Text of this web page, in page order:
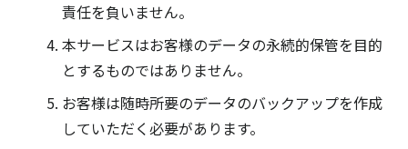
責任を負いません。
本サービスはお客様のデータの永続的保管を目的
とするものではありません。
お客様は随時所要のデータのバックアップを作成
していただく必要があります。